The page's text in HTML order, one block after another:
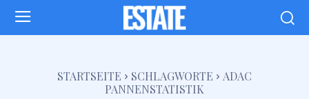
STARTSEITE SCHLAGWORTE
ADAC
PANNENSTATISTIK